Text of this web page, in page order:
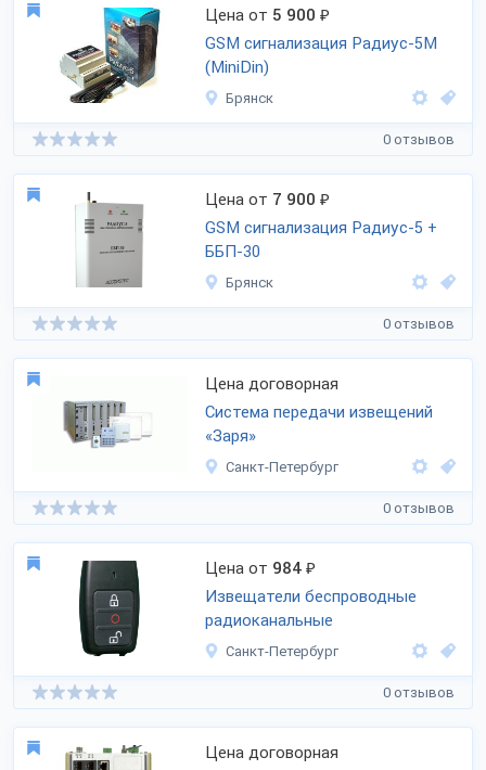
Цена от 5 900 ₽
GSM сигнализация Радиус-5M
(MiniDin)
Брянск
0 отзывов
Цена от 7 900 ₽
GSM сигнализация Радиус-5 +
ББП-30
Брянск
0 отзывов
Цена договорная
Система передачи извещений
«Заря»
Санкт-Петербург
0 отзывов
Цена от 984 ₽
Извещатели беспроводные
радиоканальные
Санкт-Петербург
0 отзывов
Цена договорная